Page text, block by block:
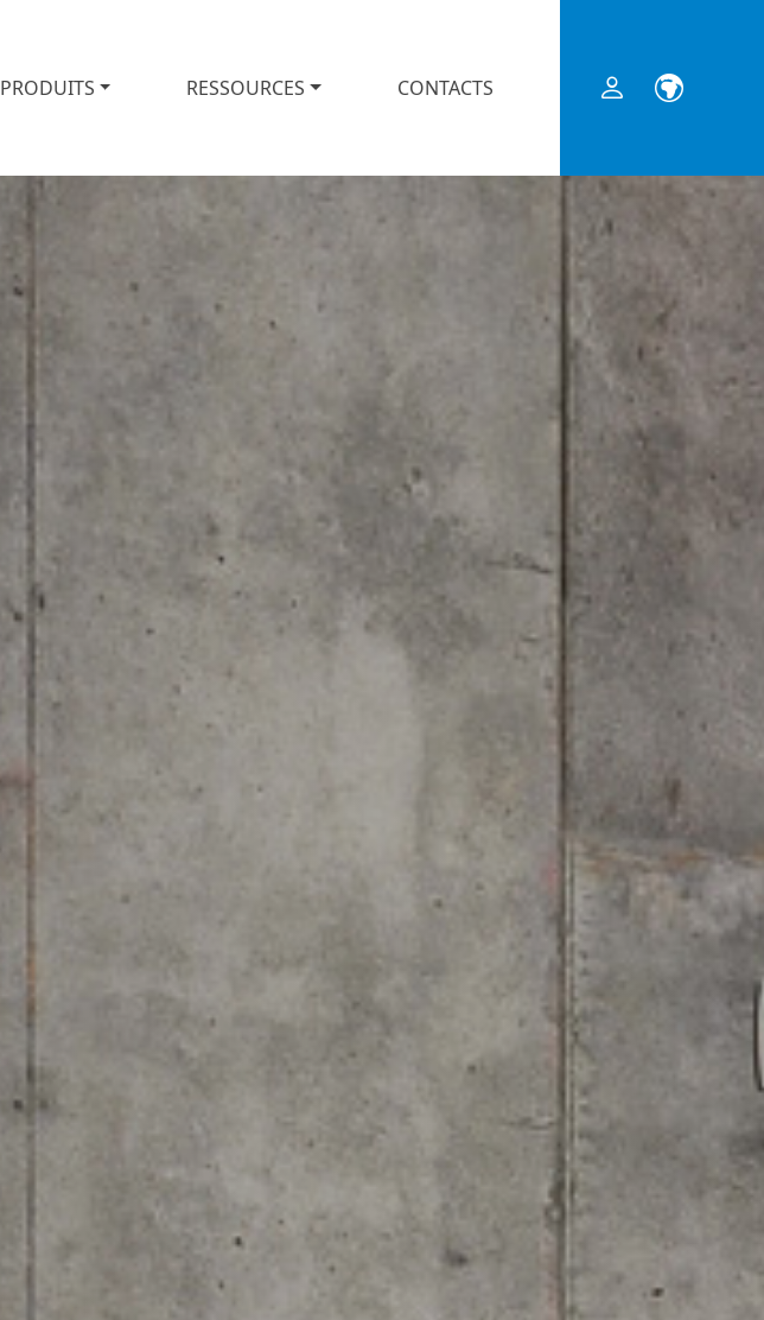
PRODUITS RESSOURCES CONTACTS